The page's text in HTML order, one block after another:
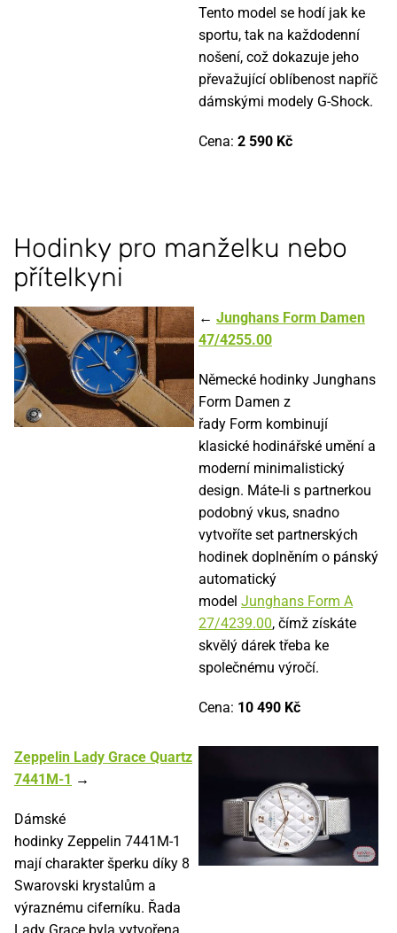
Tento model se hodí jak ke
sportu, tak na každodenní
nošení, což dokazuje jeho
převažující oblíbenost napříč
dámskými modely G-Shock.
Cena: 2 590 Kč
Hodinky pro manželku nebo
přítelkyni
← Junghans Form Damen
47/4255.00
Německé hodinky Junghans
Form Damen z
řady Form kombinují
klasické hodinářské umění a
moderní minimalistický
design. Máte-li s partnerkou
podobný vkus, snadno
vytvoříte set partnerských
hodinek doplněním o pánský
automatický
model Junghans Form A
27/4239.00, čímž získáte
skvělý dárek třeba ke
společnému výročí.
Cena: 10 490 Kč
Zeppelin Lady Grace Quartz
7441M-1 →
Dámské
hodinky Zeppelin 7441M-1
mají charakter šperku díky 8
Swarovski krystalům a
výraznému ciferníku. Řada